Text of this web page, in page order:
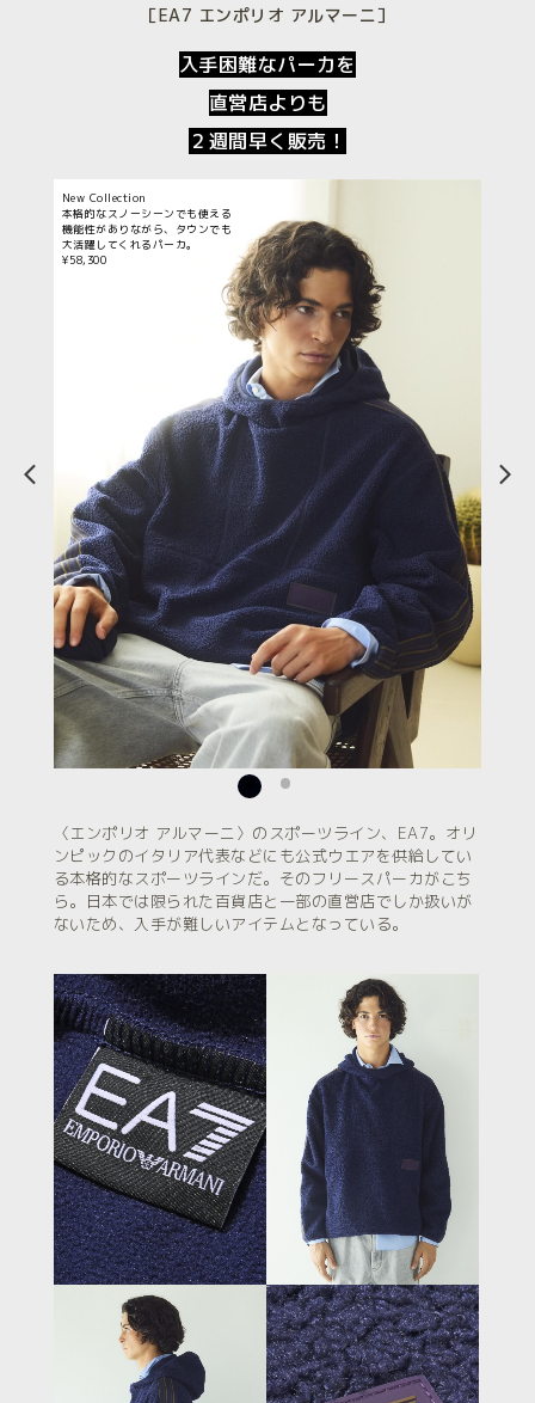
［EA7 エンポリオ アルマーニ］
入手困難なパーカを
直営店よりも
２週間早く販売！
New Collection
本格的なスノーシーンでも使える
機能性がありながら、タウンでも
大活躍してくれるパーカ。
¥58,300
〈エンポリオ アルマーニ〉のスポーツライン、EA7。オリ
ンピックのイタリア代表などにも公式ウエアを供給してい
る本格的なスポーツラインだ。そのフリースパーカがこち
ら。日本では限られた百貨店と一部の直営店でしか扱いが
ないため、入手が難しいアイテムとなっている。